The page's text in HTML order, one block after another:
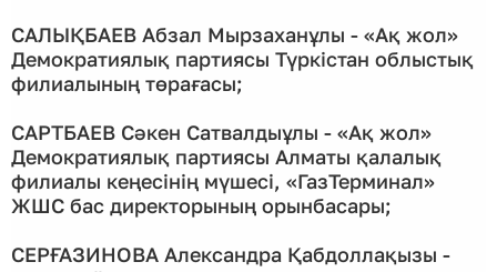
САЛЫҚБАЕВ Абзал Мырзаханұлы - «Ақ жол»
Демократиялық партиясы Түркістан облыстық
филиалының төрағасы;
САРТБАЕВ Сәкен Сатвалдыұлы - «Ақ жол»
Демократиялық партиясы Алматы қалалық
филиалы кеңесінің мүшесі, «ГазТерминал»
ЖШС бас директорының орынбасары;
СЕРҒАЗИНОВА Александра Қабдоллақызы -